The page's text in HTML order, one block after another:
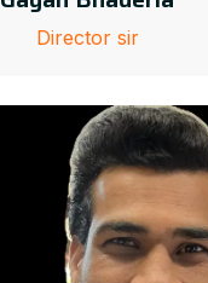
Director sir